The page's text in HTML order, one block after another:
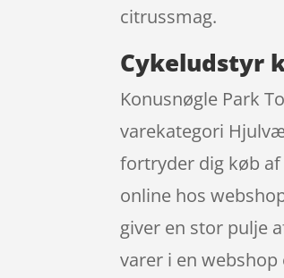
citrussmag.
Cykeludstyr
Konusnøgle Park
varekategori
fortryder dig køb af
online hos
giver en stor pulje
varer i en